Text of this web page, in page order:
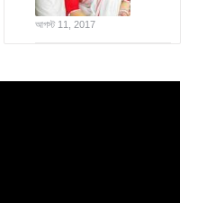
আগস্ট 11, 2017